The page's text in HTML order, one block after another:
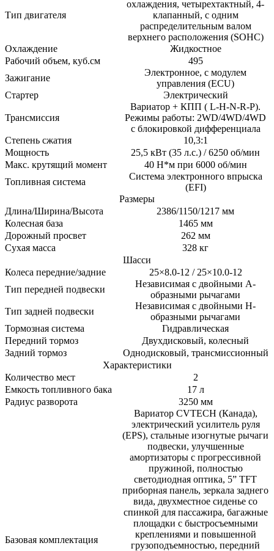
Тип двигателя
охлаждения, четырехтактный, 4-
клапанный, с одним
распределительным валом
верхнего расположения (SOHC)
Охлаждение
Жидкостное
Рабочий объем, куб.см
495
Зажигание
Электронное, с модулем
управления (ECU)
Стартер
Электрический
Трансмиссия
Вариатор + КПП ( L-H-N-R-P).
Режимы работы: 2WD/4WD/4WD
с блокировкой дифференциала
Степень сжатия
10,3:1
Мощность
25,5 кВт (35 л.с.) / 6250 об/мин
Макс. крутящий момент
40 H*м при 6000 об/мин
Топливная система
Система электронного впрыска
(EFI)
Размеры
Длина/Ширина/Высота
2386/1150/1217 мм
Колесная база
1465 мм
Дорожный просвет
262 мм
Сухая масса
328 кг
Шасси
Колеса передние/задние
25×8.0-12 / 25×10.0-12
Тип передней подвески
Независимая с двойными А-
образными рычагами
Тип задней подвески
Независимая с двойными H-
образными рычагами
Тормозная система
Гидравлическая
Передний тормоз
Двухдисковый, колесный
Задний тормоз
Однодисковый, трансмиссионный
Характеристики
Количество мест
2
Емкость топливного бака
17 л
Радиус разворота
3250 мм
Базовая комплектация
Вариатор CVTECH (Канада),
электрический усилитель руля
(EPS), стальные изогнутые рычаги
подвески, улучшенные
амортизаторы с прогрессивной
пружиной, полностью
светодиодная оптика, 5” TFT
приборная панель, зеркала заднего
вида, двухместное сиденье со
спинкой для пассажира, багажные
площадки с быстросъемными
креплениями и повышенной
грузоподъемностью, передний